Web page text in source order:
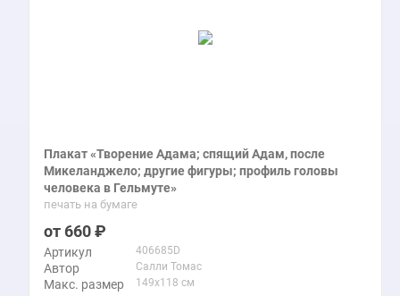
Плакат «Творение Адама; спящий Адам, после
Микеланджело; другие фигуры; профиль головы
человека в Гельмуте»
печать на бумаге
660
Артикул 406685D
Автор Салли Томас
Макс. размер 149x118 см